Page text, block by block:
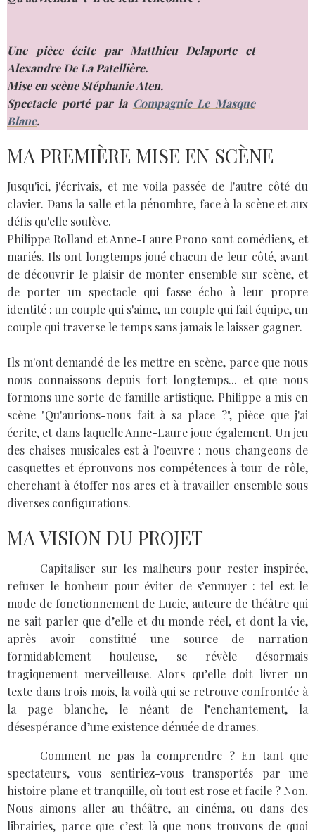
Une pièce écite par Matthieu Delaporte et
Alexandre De La Patellière.
Mise en scène Stéphanie Aten.
Spectacle porté par la Compagnie Le Masque
Blanc.
MA PREMIÈRE MISE EN SCÈNE
Jusqu'ici, j'écrivais, et me voila passée de l'autre côté du
clavier. Dans la salle et la pénombre, face à la scène et aux
défis qu'elle soulève.
Philippe Rolland et Anne-Laure Prono sont comédiens, et
mariés. Ils ont longtemps joué chacun de leur côté, avant
de découvrir le plaisir de monter ensemble sur scène, et
de porter un spectacle qui fasse écho à leur propre
identité : un couple qui s'aime, un couple qui fait équipe, un
couple qui traverse le temps sans jamais le laisser gagner.
Ils m'ont demandé de les mettre en scène, parce que nous
nous connaissons depuis fort longtemps... et que nous
formons une sorte de famille artistique. Philippe a mis en
scène "Qu'aurions-nous fait à sa place ?", pièce que j'ai
écrite, et dans laquelle Anne-Laure joue également. Un jeu
des chaises musicales est à l'oeuvre : nous changeons de
casquettes et éprouvons nos compétences à tour de rôle,
cherchant à étoffer nos arcs et à travailler ensemble sous
diverses configurations.
MA VISION DU PROJET
Capitaliser sur les malheurs pour rester inspirée,
refuser le bonheur pour éviter de s’ennuyer : tel est le
mode de fonctionnement de Lucie, auteure de théâtre qui
ne sait parler que d’elle et du monde réel, et dont la vie,
après avoir constitué une source de narration
formidablement houleuse, se révèle désormais
tragiquement merveilleuse. Alors qu’elle doit livrer un
texte dans trois mois, la voilà qui se retrouve confrontée à
la page blanche, le néant de l’enchantement, la
désespérance d’une existence dénuée de drames.
Comment ne pas la comprendre ? En tant que
spectateurs, vous sentiriez-vous transportés par une
histoire plane et tranquille, où tout est rose et facile ? Non.
Nous aimons aller au théâtre, au cinéma, ou dans des
librairies, parce que c’est là que nous trouvons de quoi